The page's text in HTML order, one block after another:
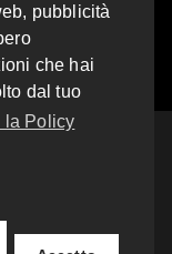
pubblicità
che hai
dal tuo
la Policy